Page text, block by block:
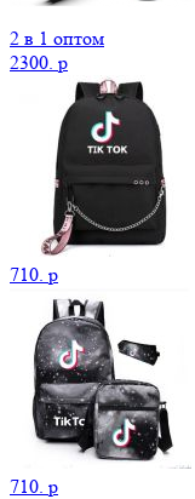
2 в 1 оптом
2300. p
710. p
710. p